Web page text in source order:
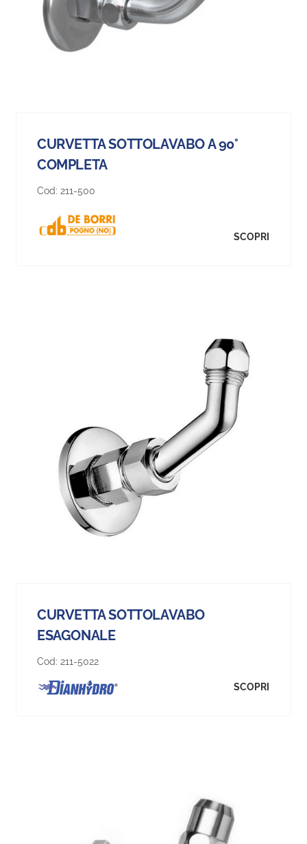
CURVETTA SOTTOLAVABO A 90°
COMPLETA
Cod: 211-500
SCOPRI
CURVETTA SOTTOLAVABO
ESAGONALE
Cod: 211-5022
SCOPRI